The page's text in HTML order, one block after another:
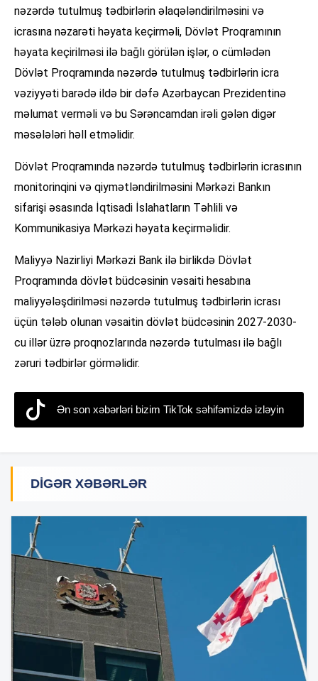
nəzərdə tutulmuş tədbirlərin əlaqələndirilməsini və
icrasına nəzarəti həyata keçirməli, Dövlət Proqramının
həyata keçirilməsi ilə bağlı görülən işlər, o cümlədən
Dövlət Proqramında nəzərdə tutulmuş tədbirlərin icra
vəziyyəti barədə ildə bir dəfə Azərbaycan Prezidentinə
məlumat verməli və bu Sərəncamdan irəli gələn digər
məsələləri həll etməlidir.
Dövlət Proqramında nəzərdə tutulmuş tədbirlərin icrasının
monitorinqini və qiymətləndirilməsini Mərkəzi Bankın
sifarişi əsasında İqtisadi İslahatların Təhlili və
Kommunikasiya Mərkəzi həyata keçirməlidir.
Maliyyə Nazirliyi Mərkəzi Bank ilə birlikdə Dövlət
Proqramında dövlət büdcəsinin vəsaiti hesabına
maliyyələşdirilməsi nəzərdə tutulmuş tədbirlərin icrası
üçün tələb olunan vəsaitin dövlət büdcəsinin 2027-2030-
cu illər üzrə proqnozlarında nəzərdə tutulması ilə bağlı
zəruri tədbirlər görməlidir.
Ən son xəbərləri bizim TikTok səhifəmizdə izləyin
DIGƏR XƏBƏRLƏR